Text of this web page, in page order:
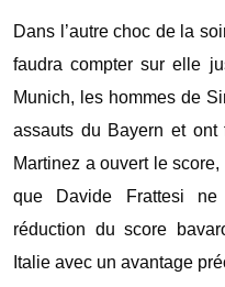
Dans l’autre choc de la
faudra compter sur elle
Munich, les hommes de
assauts du Bayern et ont
Martinez a ouvert le
que Davide Frattesi
réduction du score
Italie avec un avantage